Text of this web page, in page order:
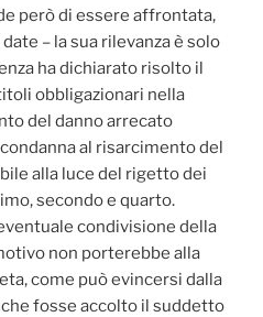
però di essere affrontata,
– la sua rilevanza è solo
ha dichiarato risolto il
obbligazionari nella
del danno arrecato
al risarcimento del
alla luce del rigetto dei
secondo e quarto.
condivisione della
non porterebbe alla
come può evincersi dalla
fosse accolto il suddetto